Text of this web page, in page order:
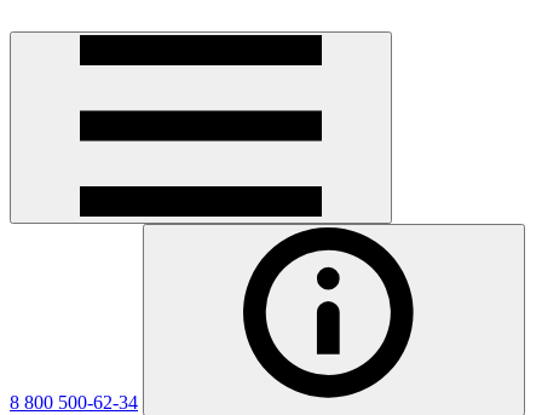
8 800 500-62-34